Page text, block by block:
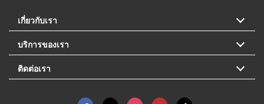
เกี่ยวกับเรา
บริการของเรา
ติดต่อเรา